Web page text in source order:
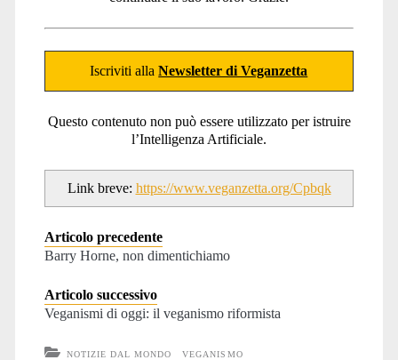
Iscriviti allaNewsletter di Veganzetta
Questo contenuto non può essere utilizzato per istruire
l’Intelligenza Artificiale.
Link breve: https://www.veganzetta.org/Cpbqk
Articolo precedente
Barry Horne, non dimentichiamo
Articolo successivo
Veganismi di oggi: il veganismo riformista
NOTIZIE DAL MONDO VEGANISMO